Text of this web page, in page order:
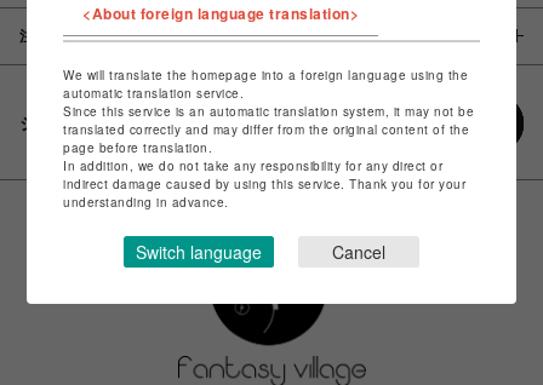
注意事項
シェアする
<About foreign language translation>
We will translate the homepage into a foreign language using the
automatic translation service.
Since this service is an automatic translation system, it may not be
translated correctly and may differ from the original content of the
page before translation.
In addition, we do not take any responsibility for any direct or
indirect damage caused by using this service. Thank you for your
understanding in advance.
Switch language Cancel